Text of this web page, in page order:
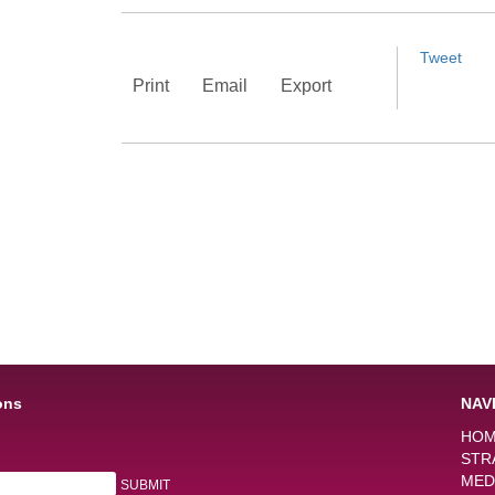
Print Email Export
Tweet